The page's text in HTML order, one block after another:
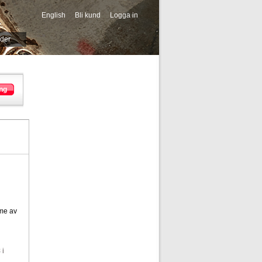
English Bli kund Logga in
-->
av
i